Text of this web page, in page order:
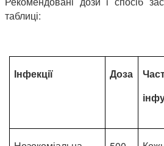
таблиці:
Інфекції Доза